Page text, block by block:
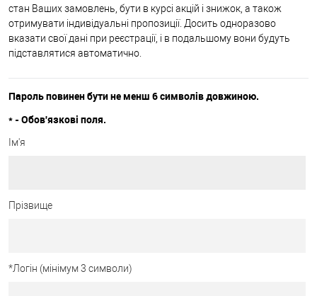
стан Ваших замовлень, бути в курсі акцій і знижок, а також
отримувати індивідуальні пропозиції. Досить одноразово
вказати свої дані при реєстрації, і в подальшому вони будуть
підставлятися автоматично.
Пароль повинен бути не менш 6 символів довжиною.
* - Обов'язкові поля.
Ім'я
Прізвище
*Логін (мінімум 3 символи)